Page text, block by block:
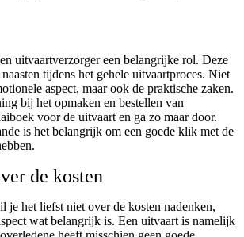
uitvaartverzorger een belangrijke rol. Deze
tijdens het gehele uitvaartproces. Niet
aspect, maar ook de praktische zaken.
bij het opmaken en bestellen van
voor de uitvaart en ga zo maar door.
is het belangrijk om een goede klik met de
de kosten
je het liefst niet over de kosten nadenken,
wat belangrijk is. Een uitvaart is namelijk